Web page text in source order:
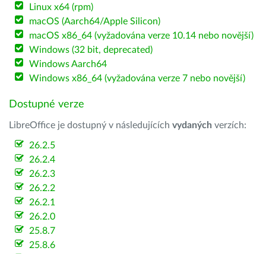
Linux x64 (rpm)
macOS (Aarch64/Apple Silicon)
macOS x86_64 (vyžadována verze 10.14 nebo novější)
Windows (32 bit, deprecated)
Windows Aarch64
Windows x86_64 (vyžadována verze 7 nebo novější)
Dostupné verze
LibreOffice je dostupný v následujících vydaných verzích:
26.2.5
26.2.4
26.2.3
26.2.2
26.2.1
26.2.0
25.8.7
25.8.6